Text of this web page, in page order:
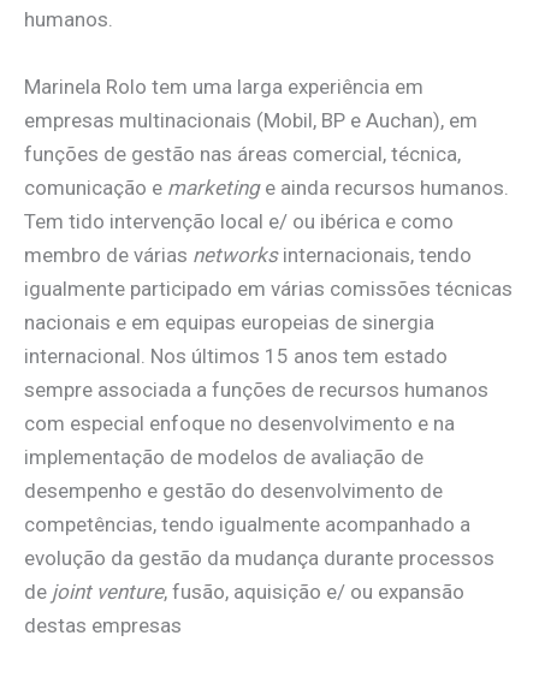
humanos.
Marinela Rolo tem uma larga experiência em
empresas multinacionais (Mobil, BP e Auchan), em
funções de gestão nas áreas comercial, técnica,
comunicação e marketinge ainda recursos humanos.
Tem tido intervenção local e/ ou ibérica e como
membro de várias networksinternacionais, tendo
igualmente participado em várias comissões técnicas
nacionais e em equipas europeias de sinergia
internacional. Nos últimos 15 anos tem estado
sempre associada a funções de recursos humanos
com especial enfoque no desenvolvimento e na
implementação de modelos de avaliação de
desempenho e gestão do desenvolvimento de
competências, tendo igualmente acompanhado a
evolução da gestão da mudança durante processos
de joint venture, fusão, aquisição e/ ou expansão
destas empresas